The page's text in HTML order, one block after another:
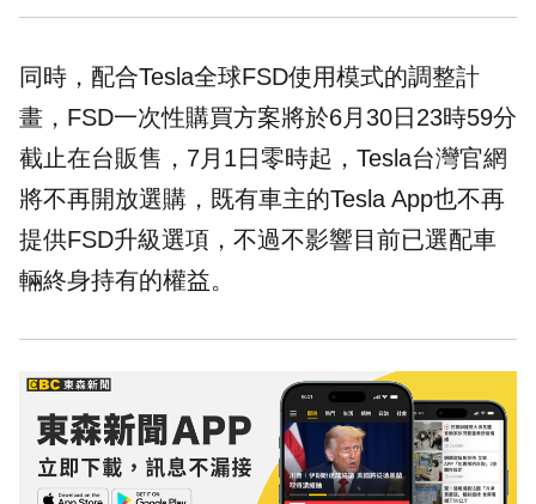
同時，配合Tesla全球FSD使用模式的調整計
畫，FSD一次性購買方案將於6月30日23時59分
截止在台販售，7月1日零時起，Tesla台灣官網
將不再開放選購，既有車主的Tesla App也不再
提供FSD升級選項，不過不影響目前已選配車
輛終身持有的權益。